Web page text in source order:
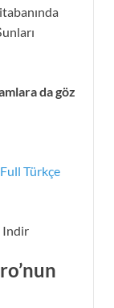
da göz
Türkçe